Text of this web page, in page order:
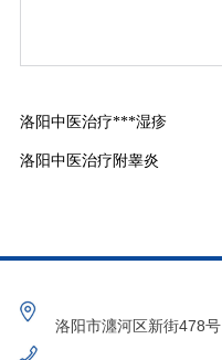
洛阳中医治疗***湿疹
洛阳中医治疗附睾炎
洛阳市瀍河区新街478号